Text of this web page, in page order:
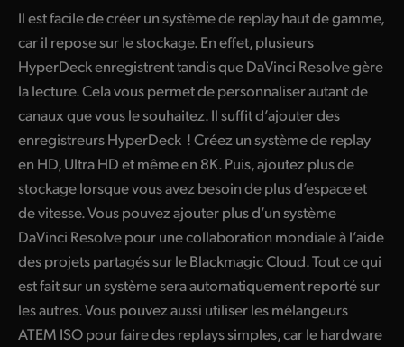
Il est facile de créer un système de replay haut de gamme,
car il repose sur le stockage. En effet, plusieurs
HyperDeck enregistrent tandis que DaVinci Resolve gère
la lecture. Cela vous permet de personnaliser autant de
canaux que vous le souhaitez. Il suffit d’ajouter des
enregistreurs HyperDeck ! Créez un système de replay
en HD, Ultra HD et même en 8K. Puis, ajoutez plus de
stockage lorsque vous avez besoin de plus d’espace et
de vitesse. Vous pouvez ajouter plus d’un système
DaVinci Resolve pour une collaboration mondiale à l’aide
des projets partagés sur le Blackmagic Cloud. Tout ce qui
est fait sur un système sera automatiquement reporté sur
les autres. Vous pouvez aussi utiliser les mélangeurs
ATEM ISO pour faire des replays simples, car le hardware